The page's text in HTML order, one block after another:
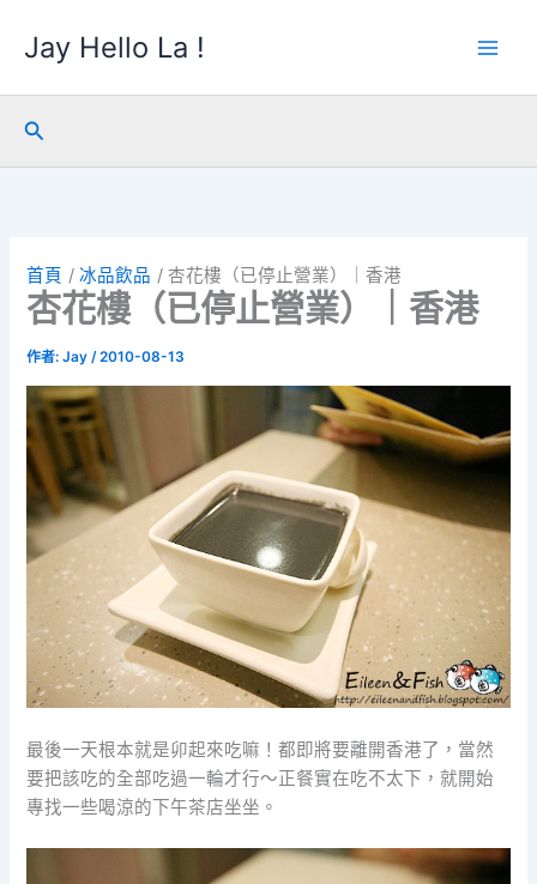
要
Jay Hello La !
搜
尋
首頁 冰品飲品 杏花樓（已停止營業）｜香港
杏花樓（已停止營業）｜香港
作者:Jay/2010-08-13
最後一天根本就是卯起來吃嘛！都即將要離開香港了，當然
要把該吃的全部吃過一輪才行～正餐實在吃不太下，就開始
專找一些喝涼的下午茶店坐坐。